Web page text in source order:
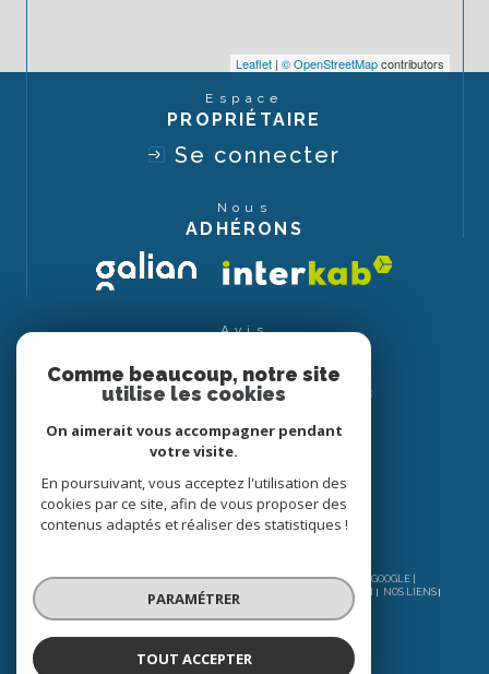
Leaflet | © OpenStreetMapcontributors
Espace
PROPRIÉTAIRE
Se connecter
Nous
ADHÉRONS
Avis
© 2026 | TOUS DROITS RÉSERVÉS | TRADUCTION POWERED BY GOOGLE |
PLAN DU SITE MENTIONS LÉGALES ADMIN
NOS LIENS
POLITIQUE RGPD
Comme beaucoup, notre site
utilise les cookies
On aimerait vous accompagner pendant
votre visite.
En poursuivant, vous acceptez l'utilisation des
cookies par ce site, afin de vous proposer des
contenus adaptés et réaliser des statistiques !
PARAMÉTRER
TOUT ACCEPTER